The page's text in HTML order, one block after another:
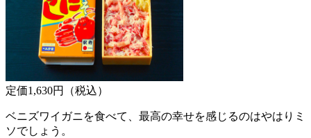
定価1,630円（税込）
ベニズワイガニを食べて、最高の幸せを感じるのはやはりミ
ソでしょう。